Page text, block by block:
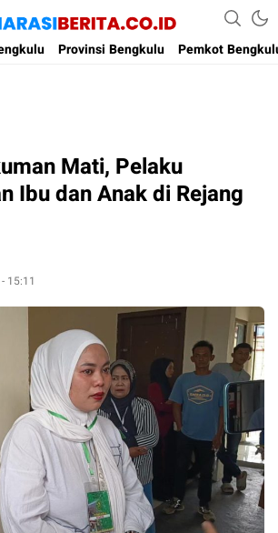
Narasi Berita
Provinsi Bengkulu Pemkot
Mati, Pelaku
Ibu dan Anak di Rejang
15:11